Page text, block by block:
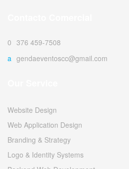
0376 459-7508
agendaeventoscc@gmail.com
Website Design
Web Application Design
Branding & Strategy
Logo & Identity Systems